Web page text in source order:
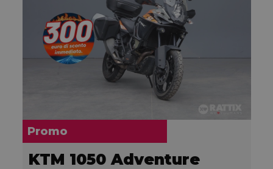
Promo
KTM 1050 Adventure